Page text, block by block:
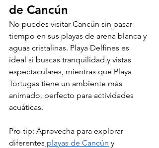
de Cancún
No puedes visitar Cancún sin pasar
tiempo en sus playas de arena blanca y
aguas cristalinas. Playa Delfines es
ideal si buscas tranquilidad y vistas
espectaculares, mientras que Playa
Tortugas tiene un ambiente más
animado, perfecto para actividades
acuáticas.
Pro tip: Aprovecha para explorar
diferentes playas de Cancún y